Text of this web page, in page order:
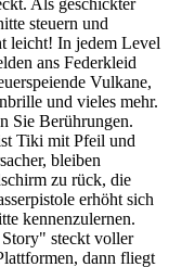
Als geschickter
steuern und
leicht! In jedem Level
ans Federkleid
Vulkane,
und vieles mehr.
Sie Berührungen.
Tiki mit Pfeil und
bleiben
zu rück, die
erhöht sich
kennenzulernen.
steckt voller
dann fliegt